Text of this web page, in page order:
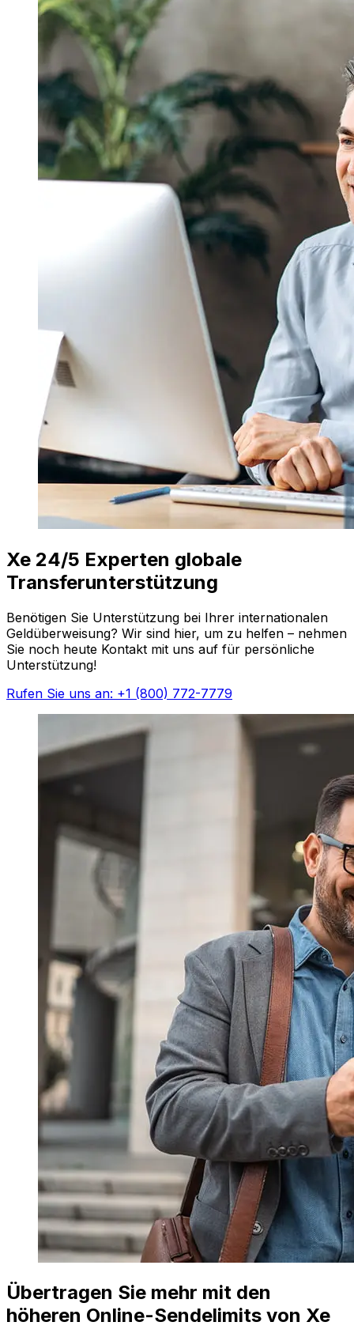
Xe 24/5 Experten globale
Transferunterstützung
Benötigen Sie Unterstützung bei Ihrer internationalen
Geldüberweisung? Wir sind hier, um zu helfen – nehmen
Sie noch heute Kontakt mit uns auf für persönliche
Unterstützung!
Rufen Sie uns an: +1 (800) 772-7779
Übertragen Sie mehr mit den
höheren Online-Sendelimits von Xe